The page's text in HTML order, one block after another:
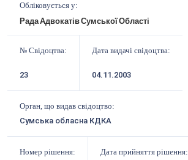
Обліковується у:
Рада Адвокатів Сумської Області
№ Свідоцтва:
23
Дата видачі свідоцтва:
04.11.2003
Орган, що видав свідоцтво:
Сумська обласна КДКА
Номер рішення: Дата прийняття рішення: